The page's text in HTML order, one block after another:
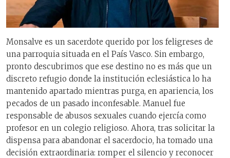
Monsalve es un sacerdote querido por los feligreses de
una parroquia situada en el País Vasco. Sin embargo,
pronto descubrimos que ese destino no es más que un
discreto refugio donde la institución eclesiástica lo ha
mantenido apartado mientras purga, en apariencia, los
pecados de un pasado inconfesable. Manuel fue
responsable de abusos sexuales cuando ejercía como
profesor en un colegio religioso. Ahora, tras solicitar la
dispensa para abandonar el sacerdocio, ha tomado una
decisión extraordinaria: romper el silencio y reconocer